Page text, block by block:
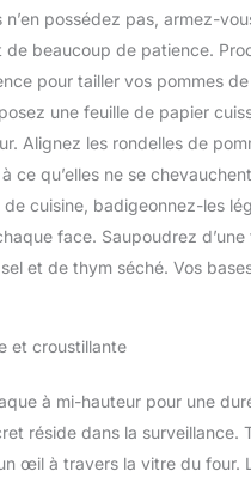
n’en possédez pas, armez-
de beaucoup de patience.
pour tailler vos pommes
une feuille de papier
Alignez les rondelles de
ce qu’elles ne se
de cuisine, badigeonnez-les
face. Saupoudrez
et de thym séché. Vos
et croustillante
à mi-hauteur pour une
réside dans la surveillance.
œil à travers la vitre du four.